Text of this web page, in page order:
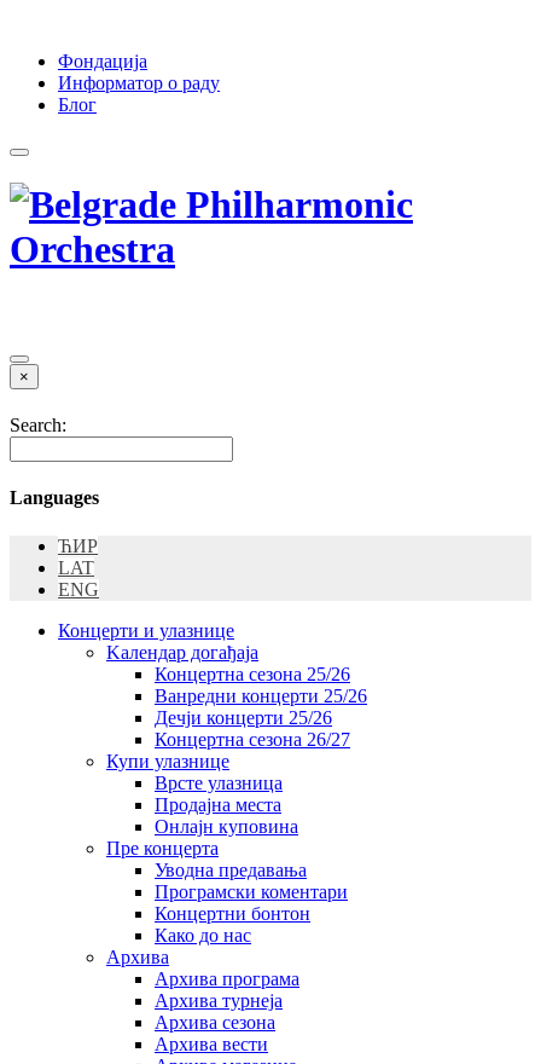
Фондација
Информатор о раду
Блог
×
Search:
Languages
ЋИР
LAT
ENG
Концерти и улазнице
Kалендар догађаја
Концертна сезона 25/26
Ванредни концерти 25/26
Дечји концерти 25/26
Концертна сезона 26/27
Купи улазнице
Врсте улазница
Продајна места
Oнлајн куповинa
Пре концерта
Уводна предавања
Програмски коментари
Концертни бонтон
Како до нас
Архива
Архива програма
Архива турнеја
Архива сезона
Архива вести